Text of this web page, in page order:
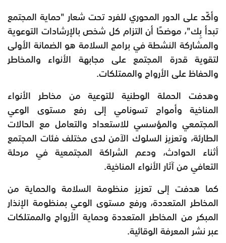
وأكّد على الدور المحوري للفرد تحت شعار "حماية المجتمع
تبدأ بِك"، موضحًا أن التزام كل شخص بالإرشادات التوعوية
والمشاركة النشطة في برامج السلامة هو الضمانة الأولى
لتقوية قدرة المجتمع على مجابهة الأنواء والمخاطر
والحفاظ على الأرواح والممتلكات.
وهدفت الحملة الوطنية للتوعية من مخاطر الأنواء
المناخية وأمواج تسونامي إلى رفع مستوى الوعي
المجتمعي والمؤسسي للاستعداد والتعامل مع الحالات
الطارئة، وتعزيز السلوك الآمن لدى مختلف فئات المجتمع
أثناء الحوادث، ودعم الشراكة المجتمعية في مرحلة
التعافي من آثار الأنواء المناخية.
كما هدفت إلى تعزيز منظومة السلامة والحماية من
المخاطر المتعددة، ورفع مستوى الوعي بمنظومة الإنذار
المبكر من المخاطر المتعددة وحماية الأرواح والممتلكات
عبر نشر المعرفة الوقائية.